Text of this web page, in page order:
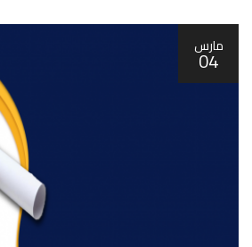
مارس
04